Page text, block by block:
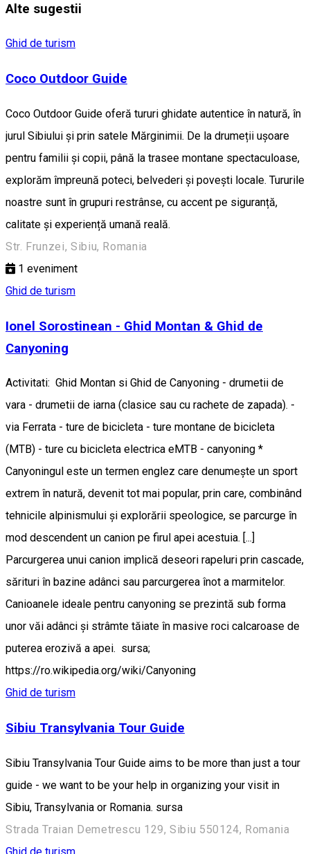
Alte sugestii
Ghid de turism
Coco Outdoor Guide
Coco Outdoor Guide oferă tururi ghidate autentice în natură, în
jurul Sibiului și prin satele Mărginimii. De la drumeții ușoare
pentru familii și copii, până la trasee montane spectaculoase,
explorăm împreună poteci, belvederi și povești locale. Tururile
noastre sunt în grupuri restrânse, cu accent pe siguranță,
calitate și experiență umană reală.
Str. Frunzei, Sibiu, Romania
1 eveniment
Ghid de turism
Ionel Sorostinean - Ghid Montan & Ghid de
Canyoning
Activitati: Ghid Montan si Ghid de Canyoning - drumetii de
vara - drumetii de iarna (clasice sau cu rachete de zapada). -
via Ferrata - ture de bicicleta - ture montane de bicicleta
(MTB) - ture cu bicicleta electrica eMTB - canyoning *
Canyoningul este un termen englez care denumește un sport
extrem în natură, devenit tot mai popular, prin care, combinând
tehnicile alpinismului și explorării speologice, se parcurge în
mod descendent un canion pe firul apei acestuia. [...]
Parcurgerea unui canion implică deseori rapeluri prin cascade,
sărituri în bazine adânci sau parcurgerea înot a marmitelor.
Canioanele ideale pentru canyoning se prezintă sub forma
unor văi adânci și strâmte tăiate în masive roci calcaroase de
puterea erozivă a apei. sursa;
https://ro.wikipedia.org/wiki/Canyoning
Ghid de turism
Sibiu Transylvania Tour Guide
Sibiu Transylvania Tour Guide aims to be more than just a tour
guide - we want to be your help in organizing your visit in
Sibiu, Transylvania or Romania. sursa
Strada Traian Demetrescu 129, Sibiu 550124, Romania